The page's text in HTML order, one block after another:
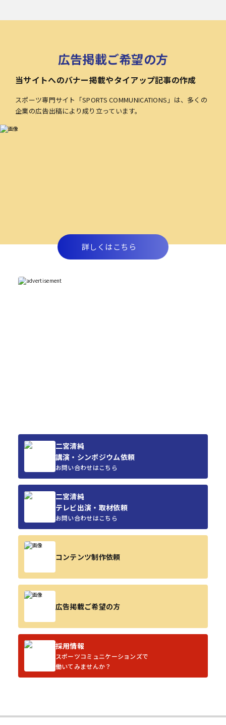
広告掲載ご希望の方
当サイトへのバナー掲載やタイアップ記事の作成
スポーツ専門サイト「SPORTS COMMUNICATIONS」は、多くの
企業の広告出稿により成り立っています。
詳しくはこちら
二宮清純
講演・シンポジウム依頼
お問い合わせはこちら
二宮清純
テレビ出演・取材依頼
お問い合わせはこちら
コンテンツ制作依頼
広告掲載ご希望の方
採用情報
スポーツコミュニケーションズで
働いてみませんか？